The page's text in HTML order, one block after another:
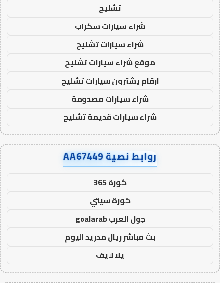
تشليح
شراء سيارات سكراب
شراء سيارات تشليح
موقع شراء سيارات تشليح
ارقام يشترون سيارات تشليح
شراء سيارات مصدومة
شراء سيارات قديمة تشليح
روابط نصية AA67449
كورة 365
كورة سيتي
جول العرب goalarab
بث مباشر ريال مدريد اليوم
يلا لايف